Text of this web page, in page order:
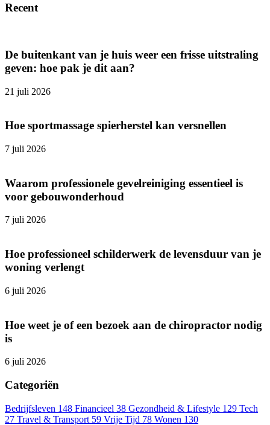
Recent
De buitenkant van je huis weer een frisse uitstraling
geven: hoe pak je dit aan?
21 juli 2026
Hoe sportmassage spierherstel kan versnellen
7 juli 2026
Waarom professionele gevelreiniging essentieel is
voor gebouwonderhoud
7 juli 2026
Hoe professioneel schilderwerk de levensduur van je
woning verlengt
6 juli 2026
Hoe weet je of een bezoek aan de chiropractor nodig
is
6 juli 2026
Categoriën
Bedrijfsleven 148 Financieel 38 Gezondheid & Lifestyle 129 Tech
27 Travel & Transport 59 Vrije Tijd 78 Wonen 130